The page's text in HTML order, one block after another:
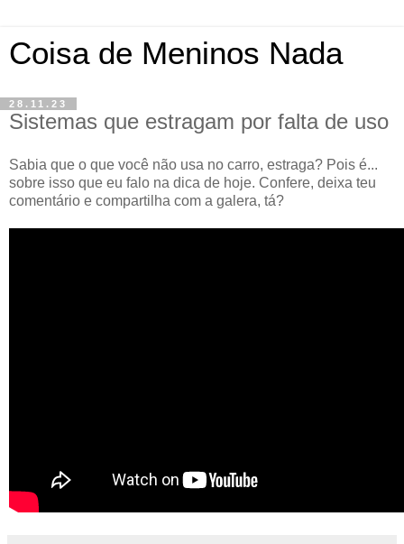
Coisa de Meninos Nada
28.11.23
Sistemas que estragam por falta de uso
Sabia que o que você não usa no carro, estraga? Pois é...
sobre isso que eu falo na dica de hoje. Confere, deixa teu
comentário e compartilha com a galera, tá?